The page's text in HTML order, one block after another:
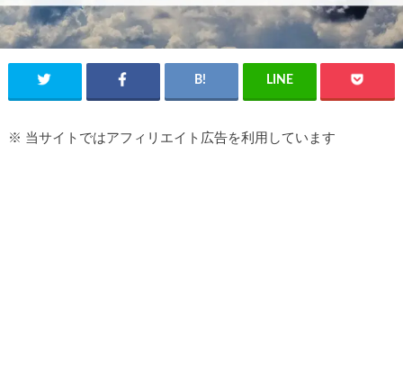
※ 当サイトではアフィリエイト広告を利用しています